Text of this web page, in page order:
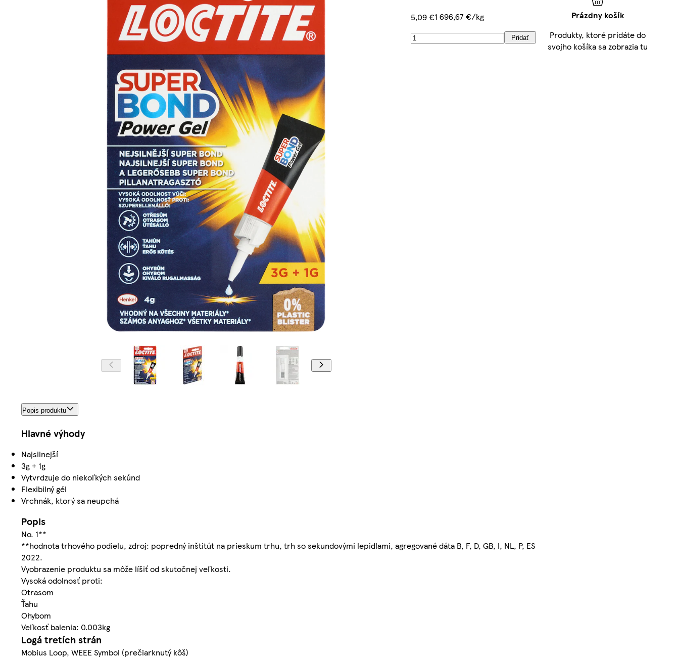
5,09 €1 696,67 €/kg
Pridať
Popis produktu
Hlavné výhody
Najsilnejší
3g + 1g
Vytvrdzuje do niekoľkých sekúnd
Flexibilný gél
Vrchnák, ktorý sa neupchá
Popis
No. 1**
**hodnota trhového podielu, zdroj: popredný inštitút na prieskum trhu, trh so sekundovými lepidlami, agregované dáta B, F, D, GB, I, NL, P, ES
2022.
Vyobrazenie produktu sa môže líšiť od skutočnej veľkosti.
Vysoká odolnosť proti:
Otrasom
Ťahu
Ohybom
Veľkosť balenia: 0.003kg
Logá tretích strán
Mobius Loop, WEEE Symbol (prečiarknutý kôš)
Prázdny košík
Produkty, ktoré pridáte do
svojho košíka sa zobrazia tu